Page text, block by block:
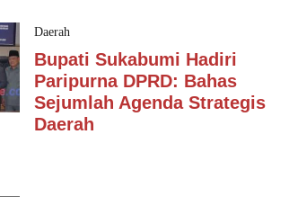
Daerah
Bupati Sukabumi Hadiri
Paripurna DPRD: Bahas
Sejumlah Agenda Strategis
Daerah